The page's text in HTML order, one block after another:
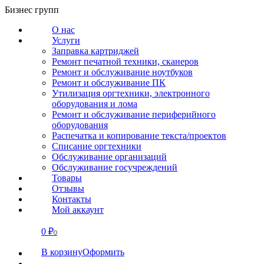
Перейти
содержанию
Бизнес групп
О нас
Услуги
Заправка картриджей
Ремонт печатной техники, сканеров
Ремонт и обслуживание ноутбуков
Ремонт и обслуживание ПК
Утилизация оргтехники, электронного
оборудования и лома
Ремонт и обслуживание периферийного
оборудования
Распечатка и копирование текста/проектов
Списание оргтехники
Обслуживание организаций
Обслуживание госучреждений
Товары
Отзывы
Контакты
Мой аккаунт
0 ₽0
В корзинуОформить
СВЯЗАТЬСЯ
О нас